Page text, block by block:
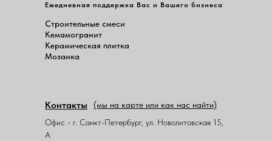
Ежедневная поддержка Вас и Вашего бизнеса
Строительные смеси
Кемамогранит
Керамическая плитка
Мозаика
Контакты
Офис - г. Санкт-Петербург, ул. Новолитовская 15,
А
(мы на карте или как нас найти)